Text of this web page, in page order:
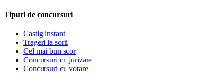
Tipuri de concursuri
Castig instant
Trageri la sorti
Cel mai bun scor
Concursuri cu jurizare
Concursuri cu votare